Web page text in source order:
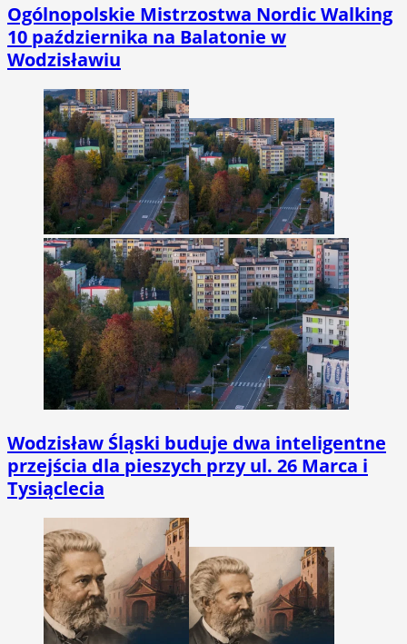
Ogólnopolskie Mistrzostwa Nordic Walking
10 października na Balatonie w
Wodzisławiu
Wodzisław Śląski buduje dwa inteligentne
przejścia dla pieszych przy ul. 26 Marca i
Tysiąclecia